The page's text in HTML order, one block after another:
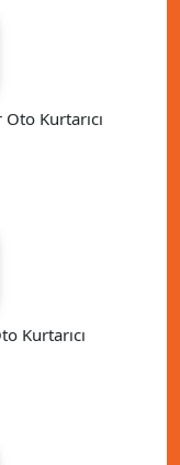
Kurtarıcı
Kurtarıcı